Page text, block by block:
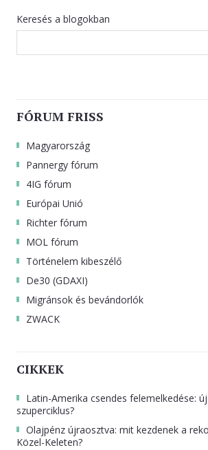
Keresés a blogokban
FÓRUM FRISS
Magyarország
Pannergy fórum
4IG fórum
Európai Unió
Richter fórum
MOL fórum
Történelem kibeszélő
De30 (GDAXI)
Migránsok és bevándorlók
ZWACK
CIKKEK
Latin-Amerika csendes felemelkedése:
szuperciklus?
Olajpénz újraosztva: mit kezdenek a
Közel-Keleten?